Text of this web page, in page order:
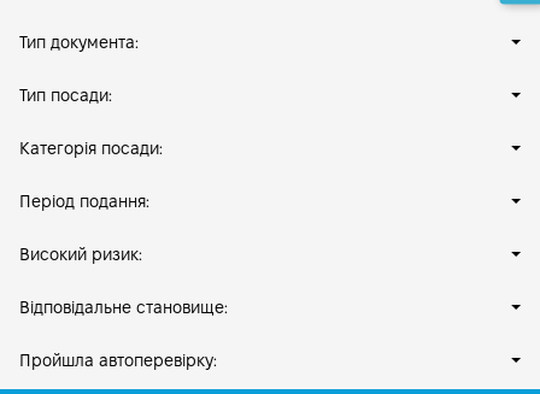
Тип документа:
Тип посади:
Категорія посади:
Період подання:
Високий ризик:
Відповідальне становище:
Пройшла автоперевірку: